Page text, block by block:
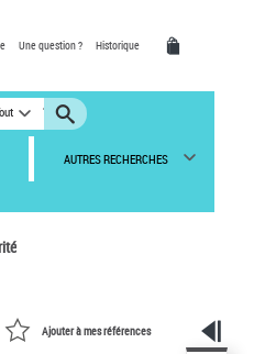
Une question ? Historique
AUTRES RECHERCHES
Ajouter à mes références